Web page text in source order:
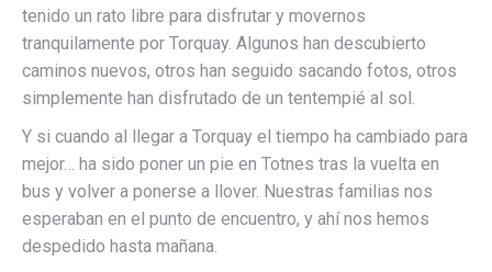
tenido un rato libre para disfrutar y movernos
tranquilamente por Torquay. Algunos han descubierto
caminos nuevos, otros han seguido sacando fotos, otros
simplemente han disfrutado de un tentempié al sol.
Y si cuando al llegar a Torquay el tiempo ha cambiado para
mejor… ha sido poner un pie en Totnes tras la vuelta en
bus y volver a ponerse a llover. Nuestras familias nos
esperaban en el punto de encuentro, y ahí nos hemos
despedido hasta mañana.